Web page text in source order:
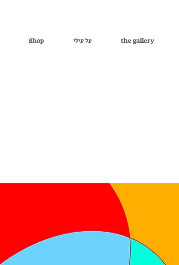
Shop על עילי the gallery